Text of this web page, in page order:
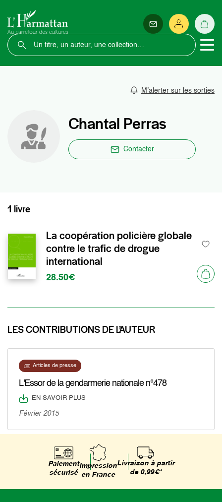
M’alerter sur les sorties
Chantal Perras
Contacter
1 livre
La coopération policière globale
contre le trafic de drogue
international
28.50€
LES CONTRIBUTIONS DE L’AUTEUR
Articles de presse
L'Essor de la gendarmerie nationale n°478
EN SAVOIR PLUS
Février 2015
Paiement
sécurisé
Impression
en France
Livraison à partir
de 0,99€*